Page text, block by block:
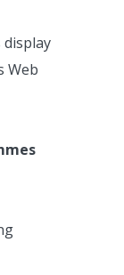
display
Web